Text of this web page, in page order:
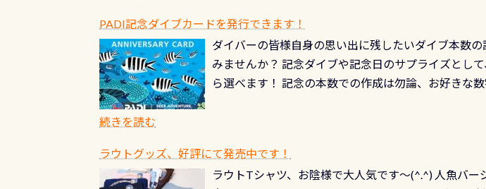
PADI記念ダイブカードを発行できます！
ダイバーの皆様自身の思い出に残したいダイブ本数
みませんか？ 記念ダイブや記念日のサプライズとし
ら選べます！ 記念の本数での作成は勿論、お好きな
続きを読む
ラウトグッズ、好評にて発売中です！
ラウトTシャツ、お陰様で大人気です～(^.^) 人魚バ